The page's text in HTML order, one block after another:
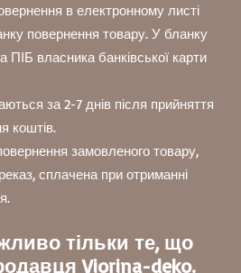
в електронному листі
повернення товару. У бланку
ПІБ власника банківської карти
за 2-7 днів після прийняття
коштів.
замовленого товару,
сплачена при отриманні
тільки те, що
Viorina-deko.